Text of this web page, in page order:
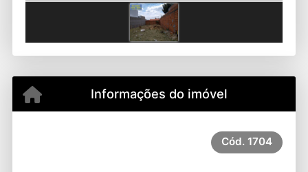
Informações do imóvel
Cód. 1704